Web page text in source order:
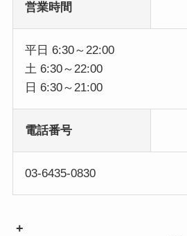
営業時間
平日 6:30～22:00
土 6:30～22:00
日 6:30～21:00
電話番号
03-6435-0830
+